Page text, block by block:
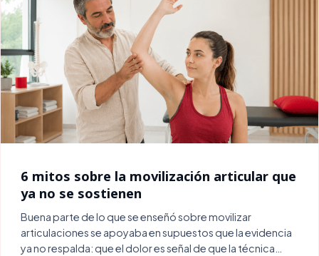
6 mitos sobre la movilización articular que
ya no se sostienen
Buena parte de lo que se enseñó sobre movilizar
articulaciones se apoyaba en supuestos que la evidencia
ya no respalda: que el dolor es señal de que la técnica